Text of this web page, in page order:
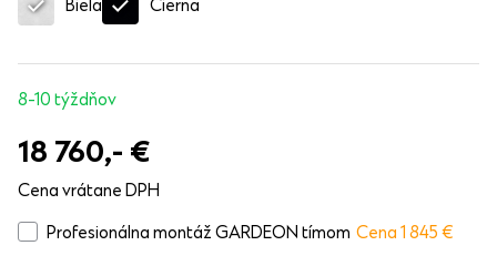
Biela Čierna
8-10 týždňov
18 760,- €
Cena vrátane DPH
Profesionálna montáž GARDEON tímom Cena 1 845 €